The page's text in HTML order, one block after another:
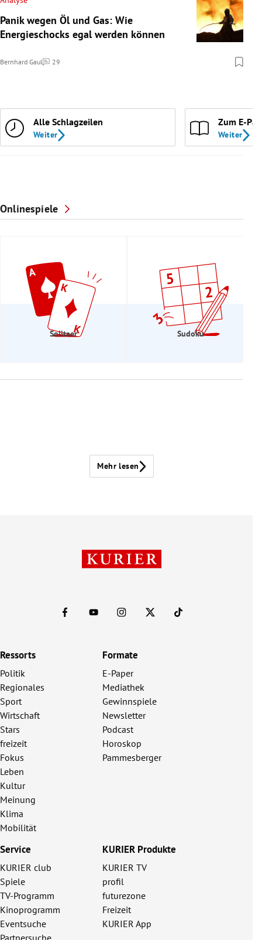
Panik wegen Öl und Gas: Wie
Energieschocks egal werden können
Bernhard Gaul 29
Kommentare
Alle Schlagzeilen
Weiter
Zum E-
Weiter
Onlinespiele
Solitaer Sudoku
Mehr lesen
Ressorts
Politik
Regionales
Sport
Wirtschaft
Stars
freizeit
Fokus
Leben
Kultur
Meinung
Klima
Mobilität
Formate
E-Paper
Mediathek
Gewinnspiele
Newsletter
Podcast
Horoskop
Pammesberger
Service
KURIER club
Spiele
TV-Programm
Kinoprogramm
Eventsuche
KURIER Produkte
KURIER TV
profil
futurezone
Freizeit
KURIER App